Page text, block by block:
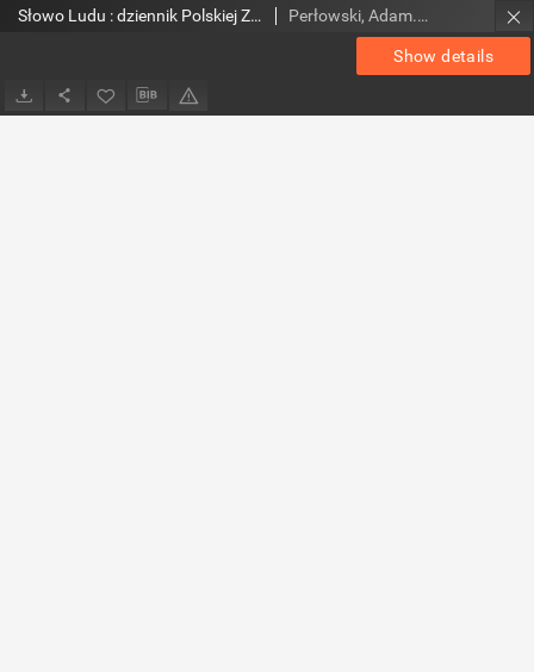
Show details
Słowo Ludu : dziennik Polskiej Zjednoczonej Partii Robotniczej, 1986 R.XXXVII, nr 208 Perłowski, Adam. Red.